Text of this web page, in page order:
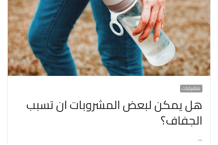
متفرقات
هل يمكن لبعض المشروبات ان تسبب
الجفاف؟
…